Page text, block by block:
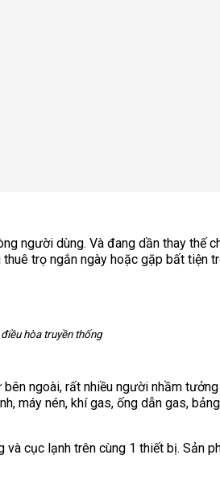
người dùng. Và đang dần thay thế
trọ ngắn ngày hoặc gặp bất tiện
hòa truyền thống
ngoài, rất nhiều người nhầm
máy nén, khí gas, ống dẫn gas,
cục lạnh trên cùng 1 thiết bị. Sản